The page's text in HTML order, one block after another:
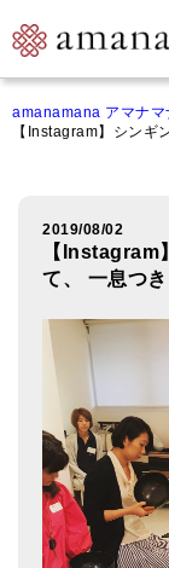
ご来店&購入
オンライン相談&
シンギングボウル
倍音呼吸法レッス
オンラインショップ
カートを見る
商品一覧
amanamana アマナマ
【Instagram】シンギ
2019/08/02
【Instagram
て、 一息つ